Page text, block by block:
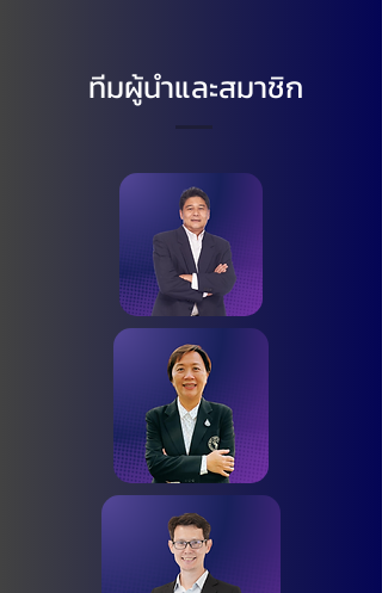
ทีมผู้นำและสมาชิก